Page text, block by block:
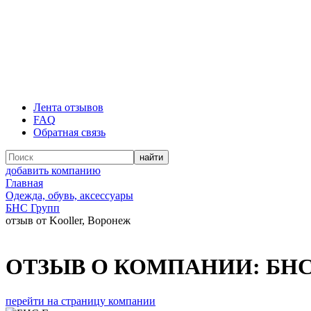
Лента отзывов
FAQ
Обратная связь
добавить компанию
Главная
Одежда, обувь, аксессуары
БНС Групп
отзыв от Kooller, Воронеж
ОТЗЫВ О КОМПАНИИ:
перейти на страницу компании